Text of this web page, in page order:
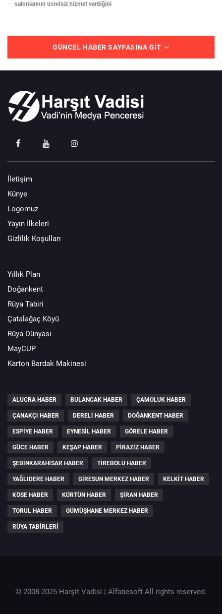
salonlarının ücretsiz hizmet verdiğini
GÜNCEL HABER SAYFASINA GIT
İletişim
Künye
Logomuz
Yayın İlkeleri
Gizlilik Koşulları
Yıllık Plan
Doğankent
Rüya Tabiri
Çatalağaç Köyü
Rüya Dünyası
MayCUP
Karton Bardak Makinesi
ALUCRA HABER BULANCAK HABER ÇAMOLUK HABER
ÇANAKÇI HABER DERELI HABER DOĞANKENT HABER
ESPIYE HABER EYNESIL HABER GÖRELE HABER
GÜCE HABER KEŞAP HABER PIRAZIZ HABER
ŞEBINKARAHISAR HABER TIREBOLU HABER
YAĞLIDERE HABER GIRESUN MERKEZ HABER KELKIT HABER
KÖSE HABER KÜRTÜN HABER ŞIRAN HABER
TORUL HABER GÜMÜŞHANE MERKEZ HABER
RÜYA TABIRLERI
© 2008-2025 Harşit Vadisi | Alfabesoft All rights reserved.